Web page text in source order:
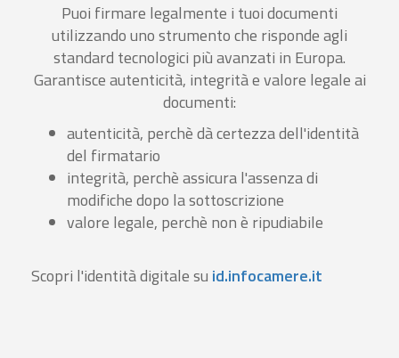
Puoi firmare legalmente i tuoi documenti
utilizzando uno strumento che risponde agli
standard tecnologici più avanzati in Europa.
Garantisce autenticità, integrità e valore legale ai
documenti:
autenticità, perchè dà certezza dell'identità
del firmatario
integrità, perchè assicura l'assenza di
modifiche dopo la sottoscrizione
valore legale, perchè non è ripudiabile
Scopri l'identità digitale su id.infocamere.it